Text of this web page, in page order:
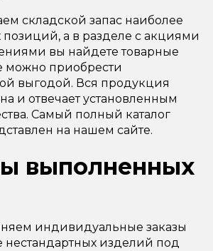
складской запас наиболее
позиций, а в разделе с акциями
вы найдете товарные
можно приобрести
выгодой. Вся продукция
и отвечает установленным
Самый полный каталог
на нашем сайте.
выполненных
индивидуальные заказы
нестандартных изделий под